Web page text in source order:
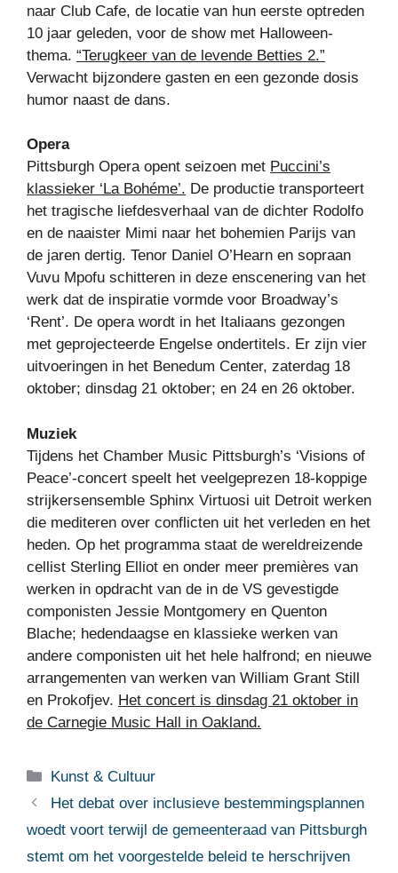
naar Club Cafe, de locatie van hun eerste optreden
10 jaar geleden, voor de show met Halloween-
thema. “Terugkeer van de levende Betties 2.”
Verwacht bijzondere gasten en een gezonde dosis
humor naast de dans.
Opera
Pittsburgh Opera opent seizoen met Puccini’s
klassieker ‘La Bohéme’. De productie transporteert
het tragische liefdesverhaal van de dichter Rodolfo
en de naaister Mimi naar het bohemien Parijs van
de jaren dertig. Tenor Daniel O’Hearn en sopraan
Vuvu Mpofu schitteren in deze enscenering van het
werk dat de inspiratie vormde voor Broadway’s
‘Rent’. De opera wordt in het Italiaans gezongen
met geprojecteerde Engelse ondertitels. Er zijn vier
uitvoeringen in het Benedum Center, zaterdag 18
oktober; dinsdag 21 oktober; en 24 en 26 oktober.
Muziek
Tijdens het Chamber Music Pittsburgh’s ‘Visions of
Peace’-concert speelt het veelgeprezen 18-koppige
strijkersensemble Sphinx Virtuosi uit Detroit werken
die mediteren over conflicten uit het verleden en het
heden. Op het programma staat de wereldreizende
cellist Sterling Elliot en onder meer premières van
werken in opdracht van de in de VS gevestigde
componisten Jessie Montgomery en Quenton
Blache; hedendaagse en klassieke werken van
andere componisten uit het hele halfrond; en nieuwe
arrangementen van werken van William Grant Still
en Prokofjev. Het concert is dinsdag 21 oktober in
de Carnegie Music Hall in Oakland.
Categorieën
Kunst & Cultuur
Het debat over inclusieve bestemmingsplannen
woedt voort terwijl de gemeenteraad van Pittsburgh
stemt om het voorgestelde beleid te herschrijven